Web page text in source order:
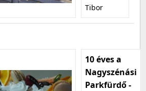
Tibor
10 éves a
Nagyszénási
Parkfürdő -